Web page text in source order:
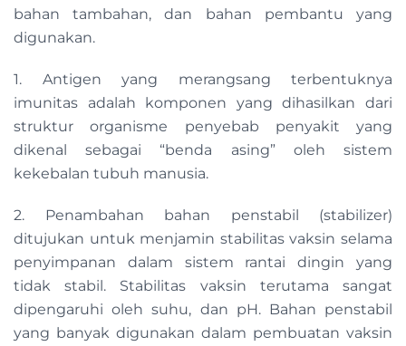
bahan tambahan, dan bahan pembantu yang
digunakan.
1. Antigen yang merangsang terbentuknya
imunitas adalah komponen yang dihasilkan dari
struktur organisme penyebab penyakit yang
dikenal sebagai “benda asing” oleh sistem
kekebalan tubuh manusia.
2. Penambahan bahan penstabil (stabilizer)
ditujukan untuk menjamin stabilitas vaksin selama
penyimpanan dalam sistem rantai dingin yang
tidak stabil. Stabilitas vaksin terutama sangat
dipengaruhi oleh suhu, dan pH. Bahan penstabil
yang banyak digunakan dalam pembuatan vaksin